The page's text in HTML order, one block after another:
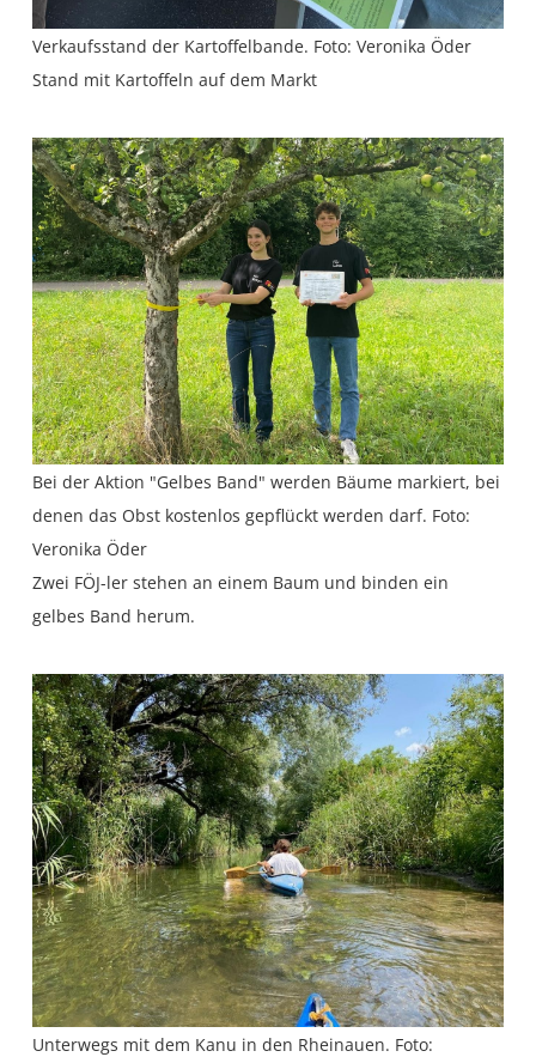
Verkaufsstand der Kartoffelbande. Foto: Veronika Öder
Stand mit Kartoffeln auf dem Markt
Bei der Aktion "Gelbes Band" werden Bäume markiert, bei
denen das Obst kostenlos gepflückt werden darf. Foto:
Veronika Öder
Zwei FÖJ-ler stehen an einem Baum und binden ein
gelbes Band herum.
Unterwegs mit dem Kanu in den Rheinauen. Foto: